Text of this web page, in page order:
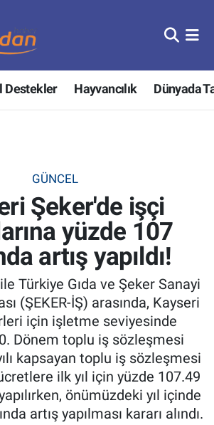
Destekler Hayvancılık Dünyada
GÜNCEL
Şeker'de işçi
yüzde 107
artış yapıldı!
Türkiye Gıda ve Şeker Sanayi
(ŞEKER-İŞ) arasında, Kayseri
için işletme seviyesinde
Dönem toplu iş sözleşmesi
kapsayan toplu iş sözleşmesi
ilk yıl için yüzde 107.49
önümüzdeki yıl içinde
artış yapılması kararı alındı.
Kooperatifleri